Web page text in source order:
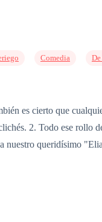
Comedia
es cierto que
2. Todo ese rollo
nuestro queridísimo